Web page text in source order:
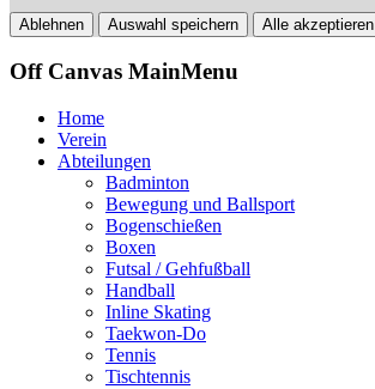
Ablehnen Auswahl speichern Alle akzeptieren
Off Canvas MainMenu
Home
Verein
Abteilungen
Badminton
Bewegung und Ballsport
Bogenschießen
Boxen
Futsal / Gehfußball
Handball
Inline Skating
Taekwon-Do
Tennis
Tischtennis